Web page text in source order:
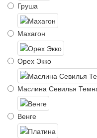
Груша
Махагон
Орех Экко
Маслина Севилья
Венге